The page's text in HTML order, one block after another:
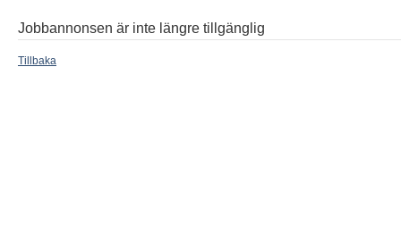
Jobbannonsen är inte längre tillgänglig
Tillbaka